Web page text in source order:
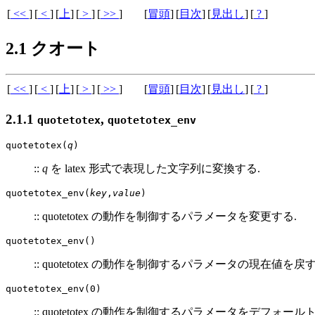
[ << ] [ < ] [ 上] [ > ] [ >> ] [冒頭] [目次] [見出し] [ ? ]
2.1 クオート
[ << ] [ < ] [ 上] [ > ] [ >> ] [冒頭] [目次] [見出し] [ ? ]
2.1.1 quotetotex, quotetotex_env
quotetotex( q)
:: q を latex 形式で表現した文字列に変換する.
quotetotex_env( key , value)
:: quotetotex の動作を制御するパラメータを変更する.
quotetotex_env()
:: quotetotex の動作を制御するパラメータの現在値を戻
quotetotex_env(0)
:: quotetotex の動作を制御するパラメータをデフォール